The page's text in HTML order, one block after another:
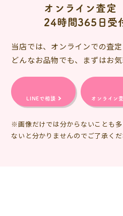
オンライン査定
24時間365日受
当店では、オンラインでの査
どんなお品物でも、まずはお
LINEで相談 オンライン
※画像だけでは分からないことも
ないと分かりませんのでご了承くだ